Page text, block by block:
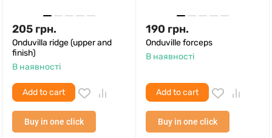
205 грн.
Onduvilla ridge (upper and
finish)
В наявності
Add to cart
Buy in one click
190 грн.
Onduville forceps
В наявності
Add to cart
Buy in one click